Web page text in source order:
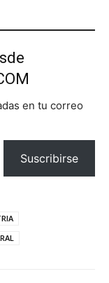
en tu correo
Suscribirse